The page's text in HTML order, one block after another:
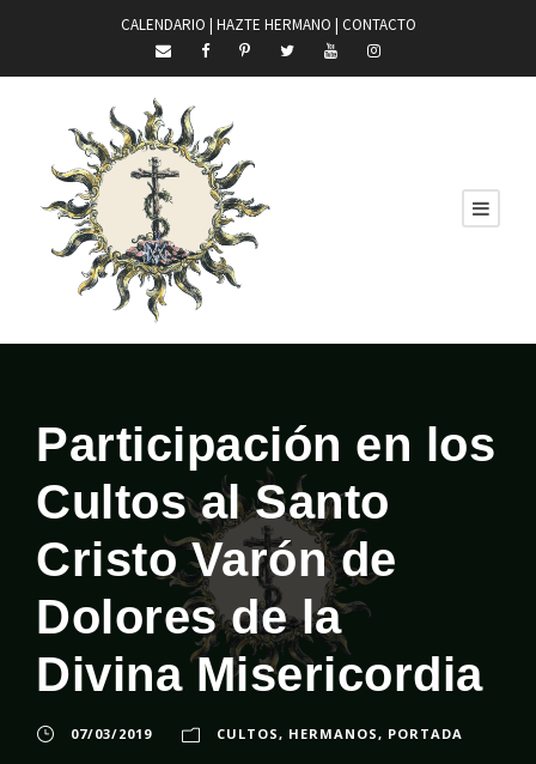
CALENDARIO | HAZTE HERMANO | CONTACTO
Participación en los
Cultos al Santo
Cristo Varón de
Dolores de la
Divina Misericordia
07/03/2019 CULTOS, HERMANOS, PORTADA